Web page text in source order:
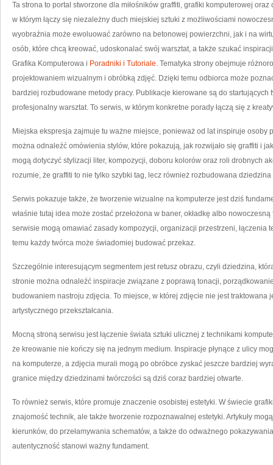
Ta strona to portal stworzone dla miłośników graffiti, grafiki komputerowej
w którym łączy się niezależny duch miejskiej sztuki z możliwościami
wyobraźnia może ewoluować zarówno na betonowej powierzchni, jak i na
osób, które chcą kreować, udoskonalać swój warsztat, a także szukać
Grafika Komputerowa i Poradniki i Tutoriale. Tematyka strony obejmuje
projektowaniem wizualnym i obróbką zdjęć. Dzięki temu odbiorca może
bardziej rozbudowane metody pracy. Publikacje kierowane są do
profesjonalny warsztat. To serwis, w którym konkretne porady łączą się z
Miejska ekspresja zajmuje tu ważne miejsce, ponieważ od lat inspiruje osoby
można odnaleźć omówienia stylów, które pokazują, jak rozwijało się graffiti i
mogą dotyczyć stylizacji liter, kompozycji, doboru kolorów oraz roli drobnych
rozumie, że graffiti to nie tylko szybki tag, lecz również rozbudowana dziedzina
Serwis pokazuje także, że tworzenie wizualne na komputerze jest dziś
właśnie tutaj idea może zostać przełożona w baner, okładkę albo
serwisie mogą omawiać zasady kompozycji, organizacji przestrzeni, łączenia
temu każdy twórca może świadomiej budować przekaz.
Szczególnie interesującym segmentem jest retusz obrazu, czyli dziedzina,
stronie można odnaleźć inspiracje związane z poprawą tonacji,
budowaniem nastroju zdjęcia. To miejsce, w której zdjęcie nie jest traktowana
artystycznego przekształcania.
Mocną stroną serwisu jest łączenie świata sztuki ulicznej z technikami
że kreowanie nie kończy się na jednym medium. Inspiracje płynące z ulicy
na komputerze, a zdjęcia murali mogą po obróbce zyskać jeszcze bardziej
granice między dziedzinami twórczości są dziś coraz bardziej otwarte.
To również serwis, które promuje znaczenie osobistej estetyki. W świecie
znajomość technik, ale także tworzenie rozpoznawalnej estetyki. Artykuły
kierunków, do przełamywania schematów, a także do odważnego
autentyczność stanowi ważny fundament.